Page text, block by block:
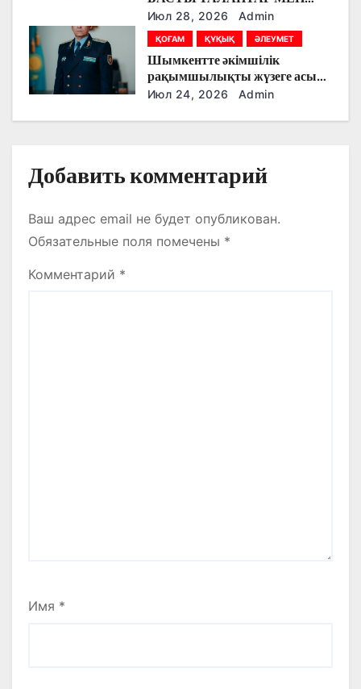
м
ЕРЕКШЕЛІКТЕР
Июл 28, 2026 Admin
ҚОҒАМ ҚҰҚЫҚ ӘЛЕУМЕТ
Шымкентте әкімшілік
рақымшылықты жүзеге асыру
қорытындылары шығарылды
Июл 24, 2026 Admin
Добавить комментарий
Ваш адрес email не будет опубликован.
Обязательные поля помечены *
Комментарий *
Имя *